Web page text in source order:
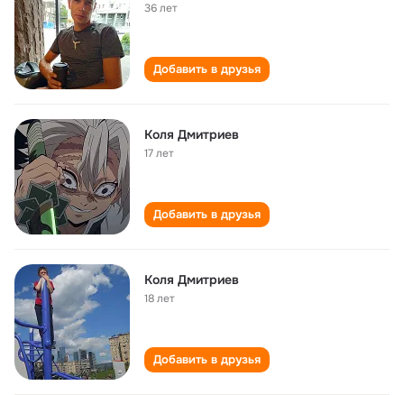
36 лет
Добавить в друзья
Коля Дмитриев
17 лет
Добавить в друзья
Коля Дмитриев
18 лет
Добавить в друзья